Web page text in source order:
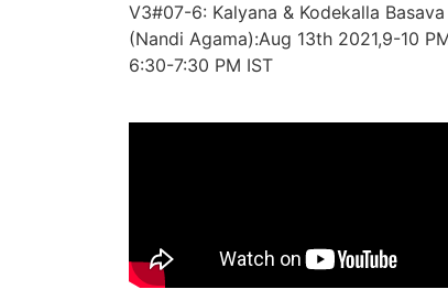
V3#07-6: Kalyana & Kodekalla Basava
(Nandi Agama):Aug 13th 2021,9-10
6:30-7:30 PM IST